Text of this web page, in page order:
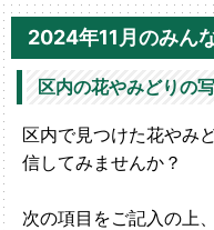
2024年11月のみん
区内の花やみどりの
区内で見つけた花やみ
信してみませんか？
次の項目をご記入の上